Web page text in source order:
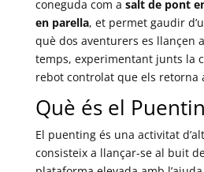
coneguda com a salt de pont
en parella, et permet gaudir
què dos aventurers es llançen
temps, experimentant junts la
rebot controlat que els retorna
Què és el
El puenting és una activitat
consisteix a llançar-se al buit